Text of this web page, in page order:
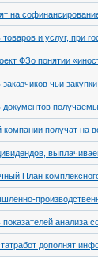
на
и услуг, при
ФЗо понятии
чьи
документов
получат на
План
анализа
дополнят